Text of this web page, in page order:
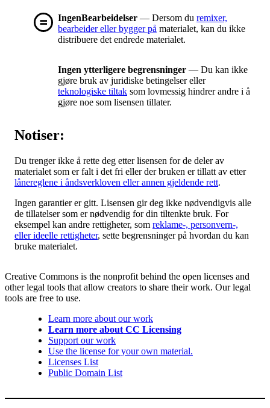
IngenBearbeidelser — Dersom du remixer,
bearbeider eller bygger på materialet, kan du ikke
distribuere det endrede materialet.
Ingen ytterligere begrensninger — Du kan ikke
gjøre bruk av juridiske betingelser eller
teknologiske tiltak som lovmessig hindrer andre i å
gjøre noe som lisensen tillater.
Notiser:
Du trenger ikke å rette deg etter lisensen for de deler av
materialet som er falt i det fri eller der bruken er tillatt av etter
lånereglene i åndsverkloven eller annen gjeldende rett.
Ingen garantier er gitt. Lisensen gir deg ikke nødvendigvis alle
de tillatelser som er nødvendig for din tiltenkte bruk. For
eksempel kan andre rettigheter, som reklame-, personvern-,
eller ideelle rettigheter, sette begrensninger på hvordan du kan
bruke materialet.
Creative Commons is the nonprofit behind the open licenses and
other legal tools that allow creators to share their work. Our legal
tools are free to use.
Learn more about our work
Learn more about CC Licensing
Support our work
Use the license for your own material.
Licenses List
Public Domain List